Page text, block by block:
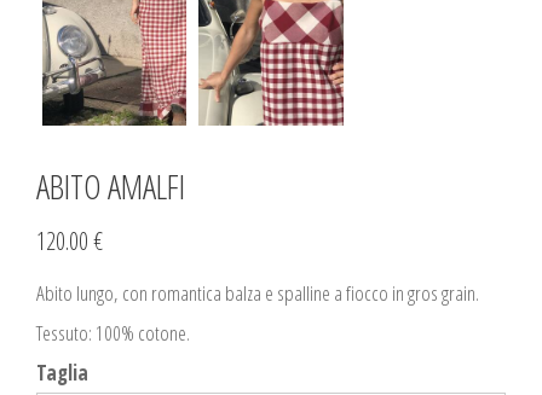
ABITO AMALFI
120.00 €
Abito lungo, con romantica balza e spalline a fiocco in gros grain.
Tessuto: 100% cotone.
Taglia